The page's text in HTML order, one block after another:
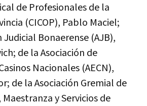
de Profesionales de la
(CICOP), Pablo Maciel;
Judicial Bonaerense (AJB),
de la Asociación de
Nacionales (AECN),
de la Asociación Gremial de
y Servicios de